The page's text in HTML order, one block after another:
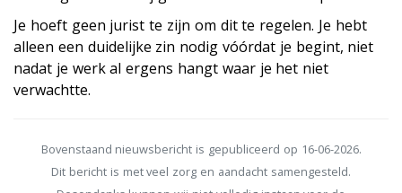
Je hoeft geen jurist te zijn om dit te regelen. Je hebt
alleen een duidelijke zin nodig vóórdat je begint, niet
nadat je werk al ergens hangt waar je het niet
verwachtte.
Bovenstaand nieuwsbericht is gepubliceerd op 16-06-2026.
Dit bericht is met veel zorg en aandacht samengesteld.